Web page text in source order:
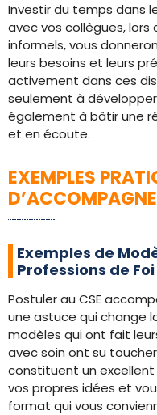
Investir du temps dans
avec vos collègues, lors
informels, vous
leurs besoins et leurs
activement dans ces
seulement à
également à bâtir une
et en écoute.
EXEMPLES
Exemples de
Professions de Foi
Postuler au CSE
une astuce qui change
modèles qui ont fait
avec soin ont su
constituent un
vos propres idées et
format qui vous